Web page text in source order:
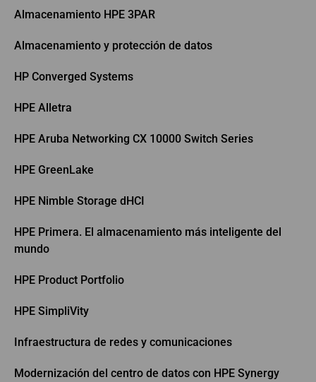
Almacenamiento HPE 3PAR
Almacenamiento y protección de datos
HP Converged Systems
HPE Alletra
HPE Aruba Networking CX 10000 Switch Series
HPE GreenLake
HPE Nimble Storage dHCI
HPE Primera. El almacenamiento más inteligente del
mundo
HPE Product Portfolio
HPE SimpliVity
Infraestructura de redes y comunicaciones
Modernización del centro de datos con HPE Synergy